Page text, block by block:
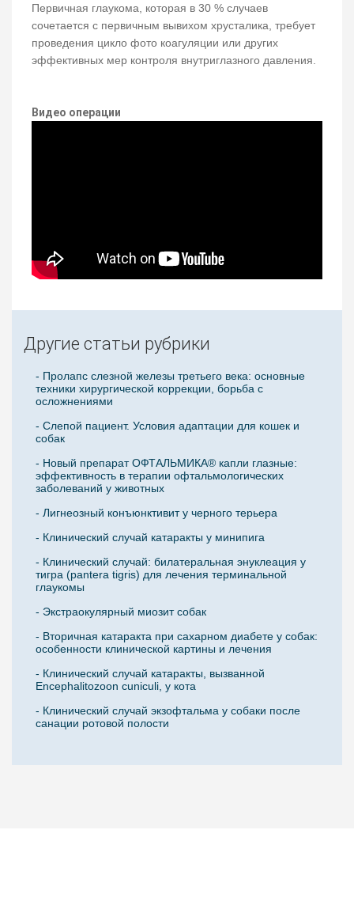
Первичная глаукома, которая в 30 % случаев
сочетается с первичным вывихом хрусталика, требует
проведения цикло фото коагуляции или других
эффективных мер контроля внутриглазного давления.
Видео операции
Другие статьи рубрики
- Пролапс слезной железы третьего века: основные
техники хирургической коррекции, борьба с
осложнениями
- Слепой пациент. Условия адаптации для кошек и
собак
- Новый препарат ОФТАЛЬМИКА® капли глазные:
эффективность в терапии офтальмологических
заболеваний у животных
- Лигнеозный конъюнктивит у черного терьера
- Клинический случай катаракты у минипига
- Клинический случай: билатеральная энуклеация у
тигра (pantera tigris) для лечения терминальной
глаукомы
- Экстраокулярный миозит собак
- Вторичная катаракта при сахарном диабете у собак:
особенности клинической картины и лечения
- Клинический случай катаракты, вызванной
Encephalitozoon cuniculi, у кота
- Клинический случай экзофтальма у собаки после
санации ротовой полости